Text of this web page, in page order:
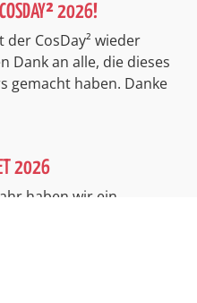
2026!
der CosDay² wieder
Dank an alle, die dieses
gemacht haben. Danke
2026
haben wir ein